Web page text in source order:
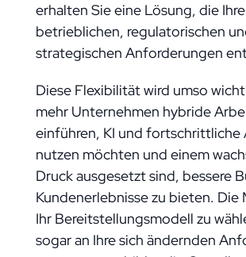
erhalten Sie eine Lösung, die
betrieblichen, regulatorischen
strategischen Anforderungen
Diese Flexibilität wird umso
mehr Unternehmen hybride
einführen, KI und fortschrittliche
nutzen möchten und einem
Druck ausgesetzt sind, bessere
Kundenerlebnisse zu bieten. Die
Ihr Bereitstellungsmodell zu
sogar an Ihre sich ändernden